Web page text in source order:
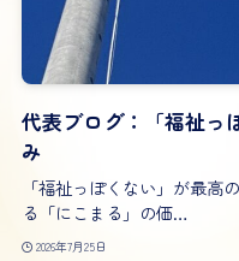
代表ブログ：「福祉っ
み
「福祉っぽくない」が最高
る「にこまる」の価…
2026年7月25日